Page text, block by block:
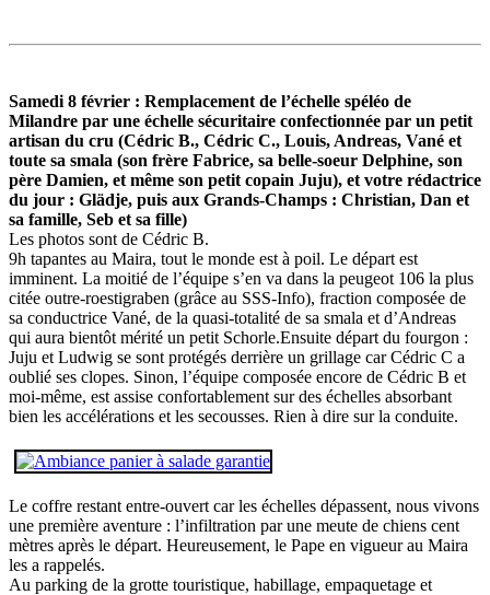
Samedi 8 février : Remplacement de l’échelle spéléo de
Milandre par une échelle sécuritaire confectionnée par un petit
artisan du cru (Cédric B., Cédric C., Louis, Andreas, Vané et
toute sa smala (son frère Fabrice, sa belle-soeur Delphine, son
père Damien, et même son petit copain Juju), et votre rédactrice
du jour : Glädje, puis aux Grands-Champs : Christian, Dan et
sa famille, Seb et sa fille)
Les photos sont de Cédric B.
9h tapantes au Maira, tout le monde est à poil. Le départ est
imminent. La moitié de l’équipe s’en va dans la peugeot 106 la plus
citée outre-roestigraben (grâce au SSS-Info), fraction composée de
sa conductrice Vané, de la quasi-totalité de sa smala et d’Andreas
qui aura bientôt mérité un petit Schorle.Ensuite départ du fourgon :
Juju et Ludwig se sont protégés derrière un grillage car Cédric C a
oublié ses clopes. Sinon, l’équipe composée encore de Cédric B et
moi-même, est assise confortablement sur des échelles absorbant
bien les accélérations et les secousses. Rien à dire sur la conduite.
Le coffre restant entre-ouvert car les échelles dépassent, nous vivons
une première aventure : l’infiltration par une meute de chiens cent
mètres après le départ. Heureusement, le Pape en vigueur au Maira
les a rappelés.
Au parking de la grotte touristique, habillage, empaquetage et